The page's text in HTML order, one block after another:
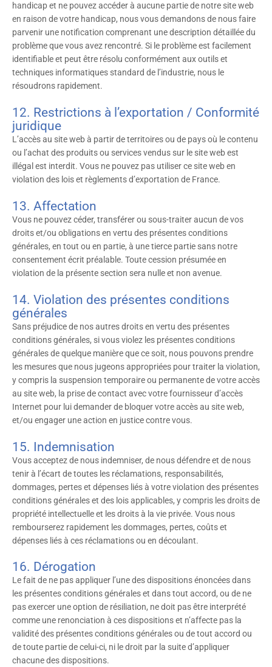
handicap et ne pouvez accéder à aucune partie de notre site web
en raison de votre handicap, nous vous demandons de nous faire
parvenir une notification comprenant une description détaillée du
problème que vous avez rencontré. Si le problème est facilement
identifiable et peut être résolu conformément aux outils et
techniques informatiques standard de l’industrie, nous le
résoudrons rapidement.
12. Restrictions à l’exportation / Conformité
juridique
L’accès au site web à partir de territoires ou de pays où le contenu
ou l’achat des produits ou services vendus sur le site web est
illégal est interdit. Vous ne pouvez pas utiliser ce site web en
violation des lois et règlements d’exportation de France.
13. Affectation
Vous ne pouvez céder, transférer ou sous-traiter aucun de vos
droits et/ou obligations en vertu des présentes conditions
générales, en tout ou en partie, à une tierce partie sans notre
consentement écrit préalable. Toute cession présumée en
violation de la présente section sera nulle et non avenue.
14. Violation des présentes conditions
générales
Sans préjudice de nos autres droits en vertu des présentes
conditions générales, si vous violez les présentes conditions
générales de quelque manière que ce soit, nous pouvons prendre
les mesures que nous jugeons appropriées pour traiter la violation,
y compris la suspension temporaire ou permanente de votre accès
au site web, la prise de contact avec votre fournisseur d’accès
Internet pour lui demander de bloquer votre accès au site web,
et/ou engager une action en justice contre vous.
15. Indemnisation
Vous acceptez de nous indemniser, de nous défendre et de nous
tenir à l’écart de toutes les réclamations, responsabilités,
dommages, pertes et dépenses liés à votre violation des présentes
conditions générales et des lois applicables, y compris les droits de
propriété intellectuelle et les droits à la vie privée. Vous nous
rembourserez rapidement les dommages, pertes, coûts et
dépenses liés à ces réclamations ou en découlant.
16. Dérogation
Le fait de ne pas appliquer l’une des dispositions énoncées dans
les présentes conditions générales et dans tout accord, ou de ne
pas exercer une option de résiliation, ne doit pas être interprété
comme une renonciation à ces dispositions et n’affecte pas la
validité des présentes conditions générales ou de tout accord ou
de toute partie de celui-ci, ni le droit par la suite d’appliquer
chacune des dispositions.